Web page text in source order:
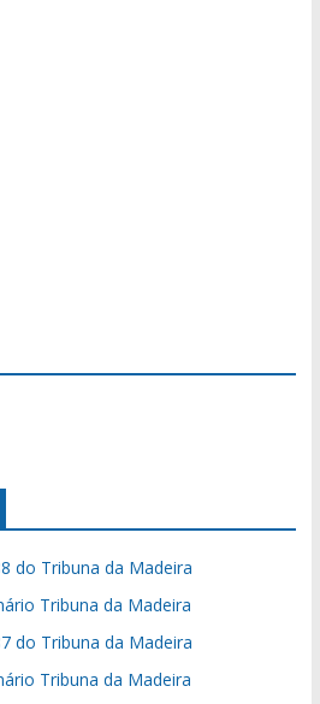
do Tribuna da Madeira
Tribuna da Madeira
do Tribuna da Madeira
Tribuna da Madeira